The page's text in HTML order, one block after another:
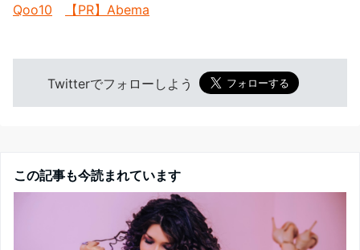
Qoo10
【PR】Abema
Twitterでフォローしよう
この記事も今読まれています